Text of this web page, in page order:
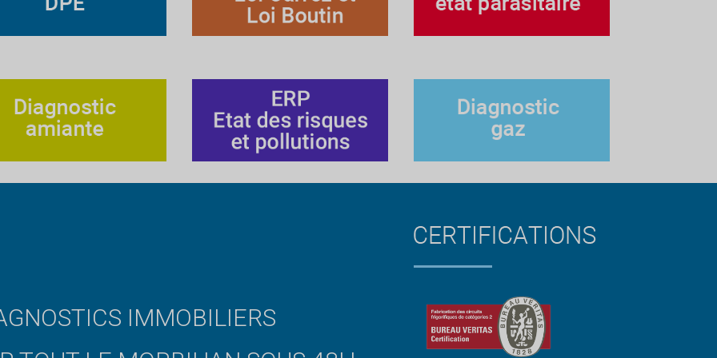
IMMOBILIERS